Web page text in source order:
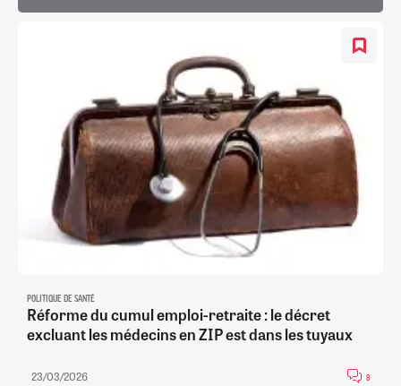
POLITIQUE DE SANTÉ
Réforme du cumul emploi-retraite : le décret
excluant les médecins en ZIP est dans les tuyaux
23/03/2026 8